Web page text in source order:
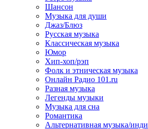
Шансон
Музыка для души
Джаз/Блюз
Русская музыка
Классическая музыка
Юмор
Хип-хоп/рэп
Фолк и этническая музыка
Онлайн Радио 101.ru
Разная музыка
Легенды музыки
Музыка для сна
Романтика
Альтернативная музыка/инди